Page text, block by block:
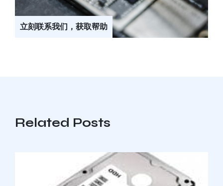
立刻联系我们，获取帮助
Related Posts